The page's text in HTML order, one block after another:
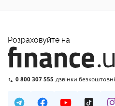
Розраховуйте на
0 800 307 555 дзвінки безкоштовні